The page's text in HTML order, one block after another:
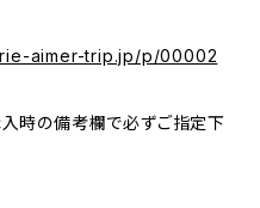
aimer-trip.jp/p/00002
時の備考欄で必ずご指定下